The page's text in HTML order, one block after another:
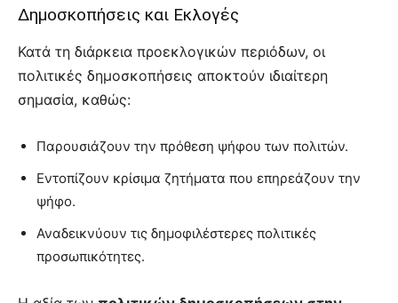
Δημοσκοπήσεις και Εκλογές
Κατά τη διάρκεια προεκλογικών περιόδων, οι
πολιτικές δημοσκοπήσεις αποκτούν ιδιαίτερη
σημασία, καθώς:
Παρουσιάζουν την πρόθεση ψήφου των πολιτών.
Εντοπίζουν κρίσιμα ζητήματα που επηρεάζουν την
ψήφο.
Αναδεικνύουν τις δημοφιλέστερες πολιτικές
προσωπικότητες.